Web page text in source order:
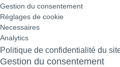
Gestion du consentement
Réglages de cookie
Necessaires
Analytics
Politique de confidentialité du
Gestion du consentement